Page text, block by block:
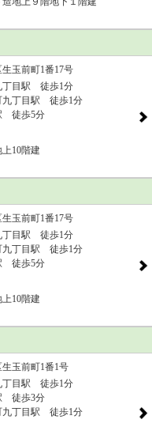
玉前町1番17号
目駅 徒歩1分
丁目駅 徒歩1分
徒歩5分
10階建
玉前町1番17号
目駅 徒歩1分
丁目駅 徒歩1分
徒歩5分
10階建
玉前町1番1号
目駅 徒歩1分
徒歩3分
丁目駅 徒歩1分